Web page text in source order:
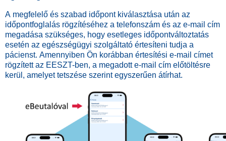
A megfelelő és szabad időpont kiválasztása után az
időpontfoglalás rögzítéséhez a telefonszám és az e-mail cím
megadása szükséges, hogy esetleges időpontváltoztatás
esetén az egészségügyi szolgáltató értesíteni tudja a
pácienst. Amennyiben Ön korábban értesítési e-mail címet
rögzített az EESZT-ben, a megadott e-mail cím előtöltésre
kerül, amelyet tetszése szerint egyszerűen átírhat.